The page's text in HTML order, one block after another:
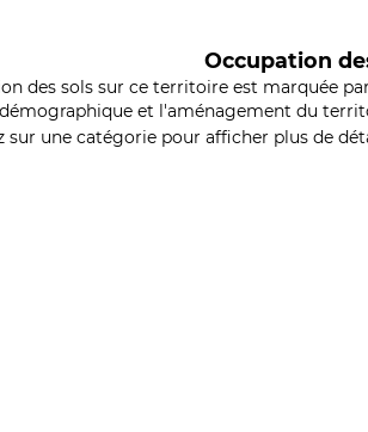
Occupation
des sols sur ce territoire est marquée
et l'aménagement du
sur une catégorie pour afficher plus de